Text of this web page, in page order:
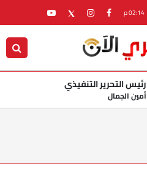
رئيس التحرير التنفيذي
أمين الجمال